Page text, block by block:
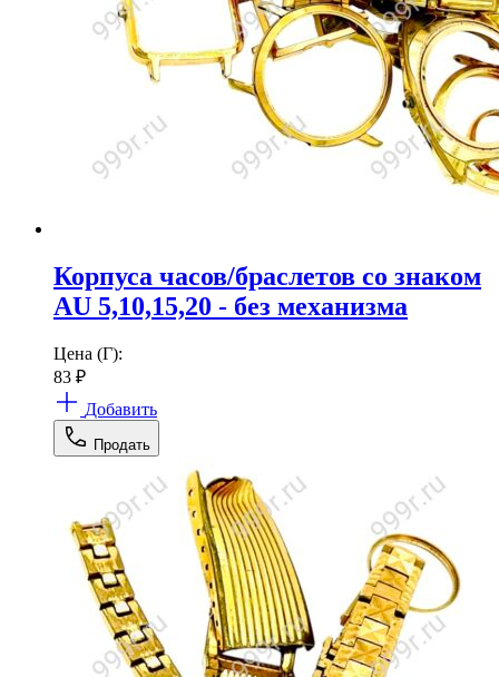
Корпуса часов/браслетов со знаком
AU 5,10,15,20 - без механизма
Цена (Г):
83 ₽
Добавить
Продать